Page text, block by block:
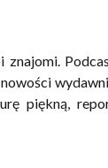
piękną,